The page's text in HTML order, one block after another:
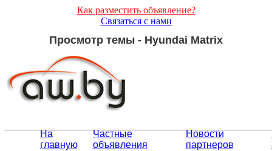
Как разместить объявление?
Связаться с нами
Просмотр темы - Hyundai Matrix
На
главную
Частные
объявления
Новости
партнеров